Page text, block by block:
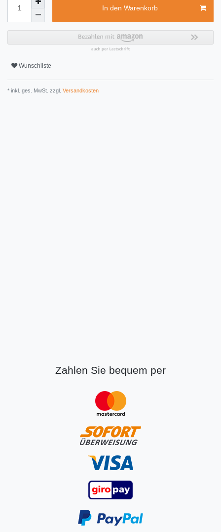
In den Warenkorb
Wunschliste
* inkl. ges. MwSt. zzgl. Versandkosten
Zahlen Sie bequem per